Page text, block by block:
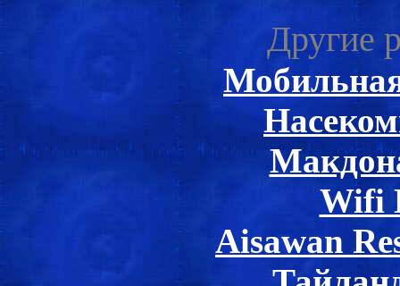
Другие
Wifi
Aisawan